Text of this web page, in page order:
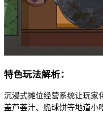
特色玩法解析：
沉浸式摊位经营系统让玩家
盖芦荟汁、脆球饼等地道小